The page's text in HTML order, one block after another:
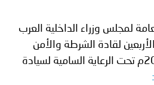
لمجلس وزراء الداخلية العرب
لقادة الشرطة والأمن
العرب تونس: 2016/12/5م تحت الرعاية السامية لسيادة